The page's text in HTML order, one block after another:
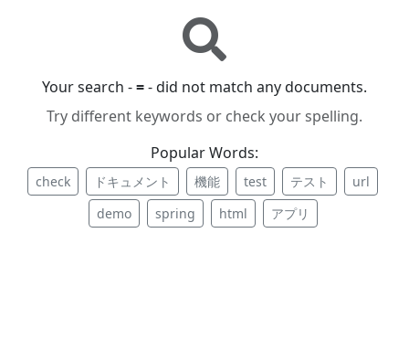
Your search -=- did not match any documents.
Try different keywords or check your spelling.
Popular Words:
check ドキュメント 機能 test テスト
url
demo
spring html アプリ